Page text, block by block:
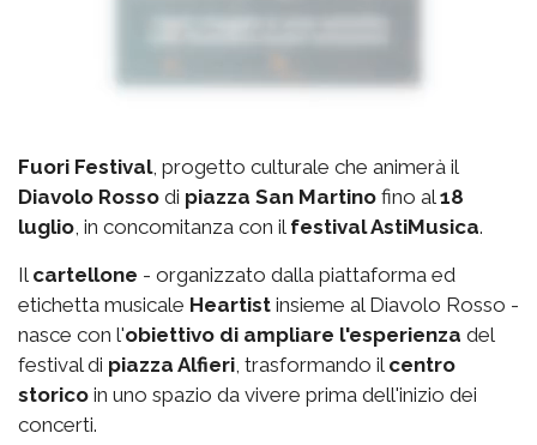
Fuori Festival, progetto culturale che animerà il
Diavolo Rosso di piazza San Martino fino al18
luglio, in concomitanza con il festival AstiMusica.
Il cartellone - organizzato dalla piattaforma ed
etichetta musicale Heartist insieme al Diavolo Rosso -
nasce con l'obiettivo di ampliare l'esperienza del
festival di piazza Alfieri, trasformando il centro
storico in uno spazio da vivere prima dell'inizio dei
concerti.